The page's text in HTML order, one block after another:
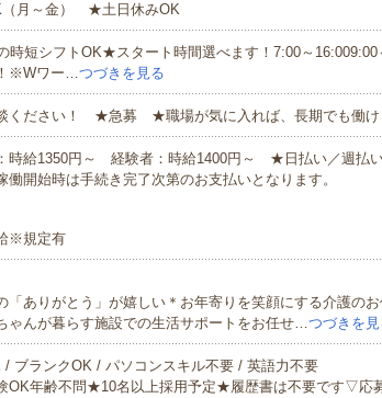
（月～金） ★土日休みOK
時短シフトOK★スタート時間選べます！7:00～16:009:00
※Wワー…つづきを見る
ください！ ★急募 ★職場が気に入れば、長期でも働け
時給1350円～ 経験者：時給1400円～ ★日払い／週払
開始時は手続き完了次第のお支払いとなります。
※規定有
「ありがとう」が嬉しい＊お年寄りを笑顔にする介護の
ゃんが暮らす施設での生活サポートをお任せ…つづきを見
/ ブランクOK / パソコンスキル不要 / 英語力不要
OK年齢不問★10名以上採用予定★履歴書は不要です▽応